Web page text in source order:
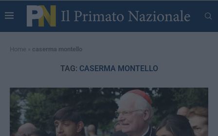
Home » caserma montello
TAG: CASERMA MONTELLO